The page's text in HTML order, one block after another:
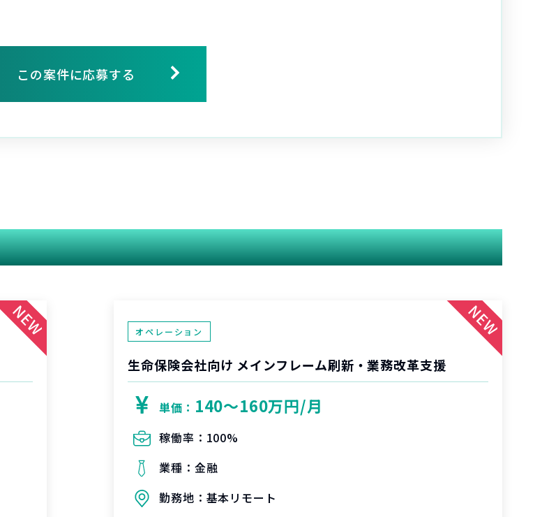
この案件に応募する
関連する案件
オペレーション
生命保険会社向け メインフレーム刷新・業務改革支援
単価： 140〜160万円/月
稼働率： 100%
業種： 金融
勤務地： 基本リモート